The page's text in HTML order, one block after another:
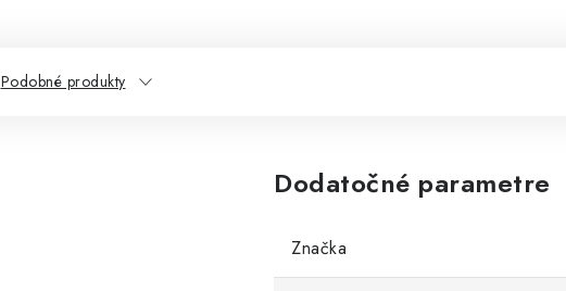
Podobné produkty
Dodatočné parametre
Značka